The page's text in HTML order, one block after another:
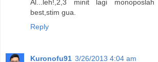
Al...leh!,2,3 minit lagi
best,stim gua.
Reply
Kuronofu91 3/26/2013 4:04 am